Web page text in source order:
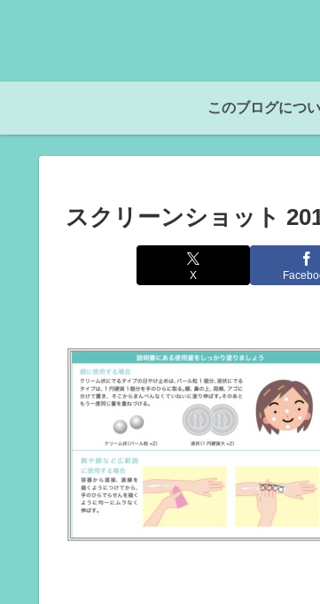
このブログにつ
スクリーンショット
X